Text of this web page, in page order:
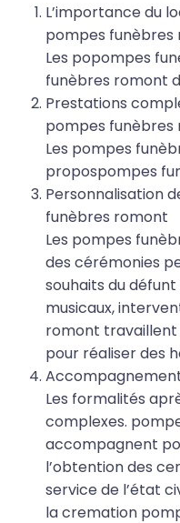
L’importance du
pompes funèbres
Les popompes
funèbres romont
Prestations
pompes funèbres
Les pompes
propospompes
Personnalisation
funèbres romont
Les pompes
des cérémonies
souhaits du
musicaux,
romont travaillent
pour réaliser des
Les formalités
complexes.
accompagnent
l’obtention des
service de l’état
la cremation